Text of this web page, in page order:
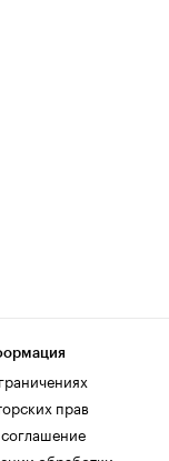
прав
соглашение